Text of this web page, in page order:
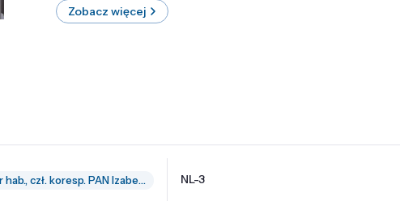
Zobacz więcej
prof. dr hab., czł. koresp. PAN Izabella Grzegory NL-3